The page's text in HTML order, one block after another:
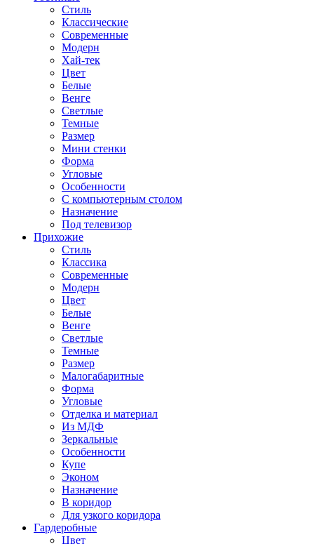
Стиль
Классические
Современные
Модерн
Хай-тек
Цвет
Белые
Венге
Светлые
Темные
Размер
Мини стенки
Форма
Угловые
Особенности
С компьютерным столом
Назначение
Под телевизор
Прихожие
Стиль
Классика
Современные
Модерн
Цвет
Белые
Венге
Светлые
Темные
Размер
Малогабаритные
Форма
Угловые
Отделка и материал
Из МДФ
Зеркальные
Особенности
Купе
Эконом
Назначение
В коридор
Для узкого коридора
Гардеробные
Цвет